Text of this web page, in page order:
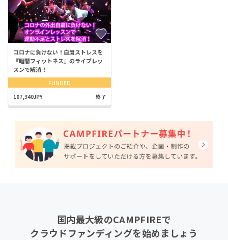
コロナに負けない！自粛ストレスを
『暗闇フィットネス』のライブレッ
スンで解消！
FUNDED
107,340JPY 終了
国内最大級のCAMPFIREで
クラウドファンディングを始めましょう